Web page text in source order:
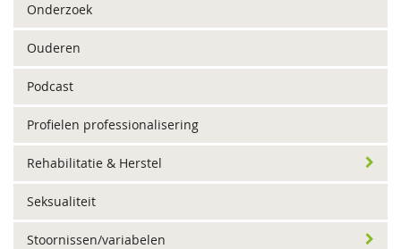
Onderzoek
Ouderen
Podcast
Profielen professionalisering
Rehabilitatie & Herstel
Seksualiteit
Stoornissen/variabelen